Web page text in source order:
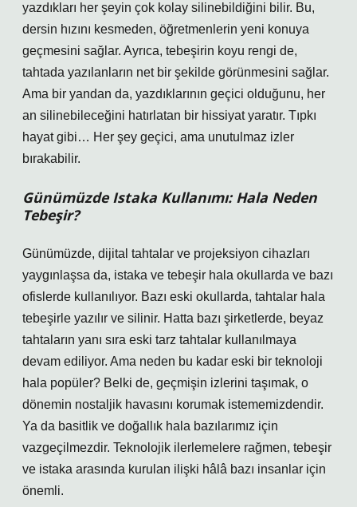
yazdıkları her şeyin çok kolay silinebildiğini bilir. Bu,
dersin hızını kesmeden, öğretmenlerin yeni konuya
geçmesini sağlar. Ayrıca, tebeşirin koyu rengi de,
tahtada yazılanların net bir şekilde görünmesini sağlar.
Ama bir yandan da, yazdıklarının geçici olduğunu, her
an silinebileceğini hatırlatan bir hissiyat yaratır. Tıpkı
hayat gibi… Her şey geçici, ama unutulmaz izler
bırakabilir.
Günümüzde Istaka Kullanımı: Hala Neden
Tebeşir?
Günümüzde, dijital tahtalar ve projeksiyon cihazları
yaygınlaşsa da, istaka ve tebeşir hala okullarda ve bazı
ofislerde kullanılıyor. Bazı eski okullarda, tahtalar hala
tebeşirle yazılır ve silinir. Hatta bazı şirketlerde, beyaz
tahtaların yanı sıra eski tarz tahtalar kullanılmaya
devam ediliyor. Ama neden bu kadar eski bir teknoloji
hala popüler? Belki de, geçmişin izlerini taşımak, o
dönemin nostaljik havasını korumak istememizdendir.
Ya da basitlik ve doğallık hala bazılarımız için
vazgeçilmezdir. Teknolojik ilerlemelere rağmen, tebeşir
ve istaka arasında kurulan ilişki hâlâ bazı insanlar için
önemli.